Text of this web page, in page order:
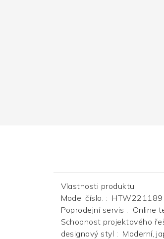
Vlastnosti produktu
Model číslo. : HTW221189
Poprodejní servis : Online
Schopnost projektového
designový styl : Moderní,